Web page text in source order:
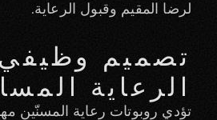
لرضا المقيم وقبول الرعاية.
تصميم
الرعاية
تؤدي روبوتات رعاية المسنّين